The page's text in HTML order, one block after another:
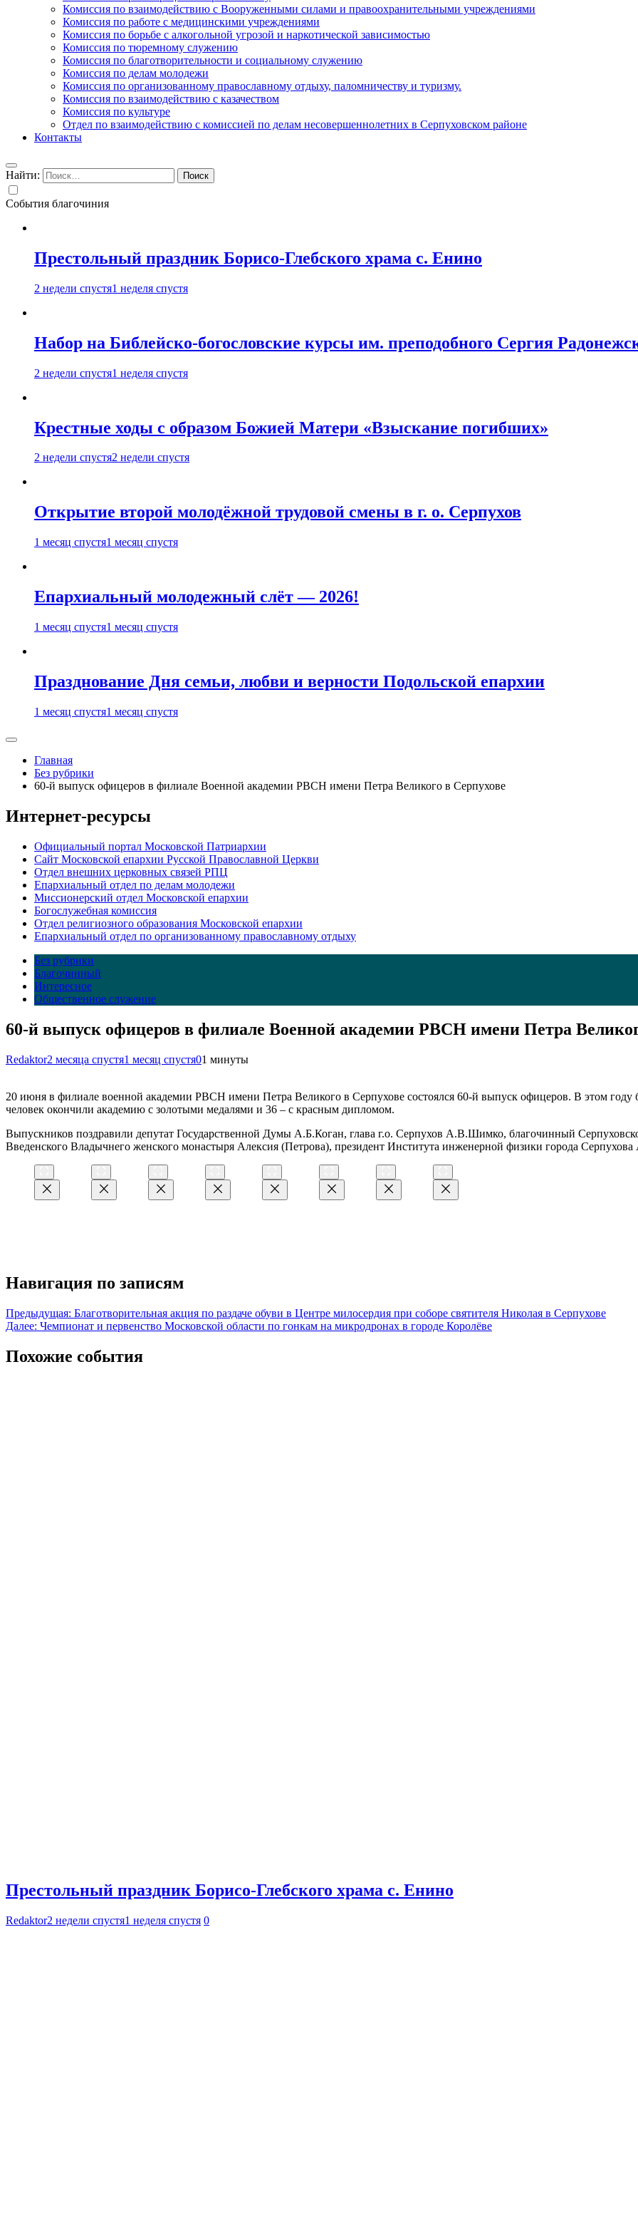
Комиссия по взаимодействию с Вооруженными силами и правоохранительными учреждениями
Комиссия по работе с медицинскими учреждениями
Комиссия по борьбе с алкогольной угрозой и наркотической зависимостью
Комиссия по тюремному служению
Комиссия по благотворительности и социальному служению
Комиссия по делам молодежи
Комиссия по организованному православному отдыху, паломничеству и туризму.
Комиссия по взаимодействию с казачеством
Комиссия по культуре
Отдел по взаимодействию с комиссией по делам несовершеннолетних в Серпуховском районе
Контакты
Найти:
События благочиния
Престольный праздник Борисо-Глебского храма с. Енино
2 недели спустя1 неделя спустя
Набор на Библейско-богословские курсы им. преподобного Сергия
2 недели спустя1 неделя спустя
Крестные ходы с образом Божией Матери «Взыскание погибших»
2 недели спустя2 недели спустя
Открытие второй молодёжной трудовой смены в г. о. Серпухов
1 месяц спустя1 месяц спустя
Епархиальный молодежный слёт — 2026!
1 месяц спустя1 месяц спустя
Празднование Дня семьи, любви и верности Подольской епархии
1 месяц спустя1 месяц спустя
Главная
Без рубрики
60-й выпуск офицеров в филиале Военной академии РВСН имени Петра Великого в Серпухове
Интернет-ресурсы
Официальный портал Московской Патриархии
Сайт Московской епархии Русской Православной Церкви
Отдел внешних церковных связей РПЦ
Епархиальный отдел по делам молодежи
Миссионерский отдел Московской епархии
Богослужебная комиссия
Отдел религиозного образования Московской епархии
Епархиальный отдел по организованному православному отдыху
Без рубрики
Благочинный
Интересное
Общественное служение
60-й выпуск офицеров в филиале Военной академии РВСН имени Петра
Redaktor2 месяца спустя1 месяц спустя01 минуты
20 июня в филиале военной академии РВСН имени Петра Великого в Серпухове состоялся 60-й выпуск офицеров. В этом
человек окончили академию с золотыми медалями и 36 – с красным дипломом.
Выпускников поздравили депутат Государственной Думы А.Б.Коган, глава г.о. Серпухов А.В.Шимко, благочинный
Введенского Владычнего женского монастыря Алексия (Петрова), президент Института инженерной физики города
Навигация по записям
Предыдущая: Благотворительная акция по раздаче обуви в Центре милосердия при соборе святителя Николая в Серпухове
Далее: Чемпионат и первенство Московской области по гонкам на микродронах в городе Королёве
Похожие события
Престольный праздник Борисо-Глебского храма с. Енино
Redaktor2 недели спустя1 неделя спустя 0